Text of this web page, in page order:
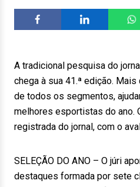
A tradicional pesquisa do
chega à sua 41.ª edição.
de todos os segmentos,
melhores esportistas do ano.
registrada do jornal, com o
SELEÇÃO DO ANO – O júri
destaques formada por sete